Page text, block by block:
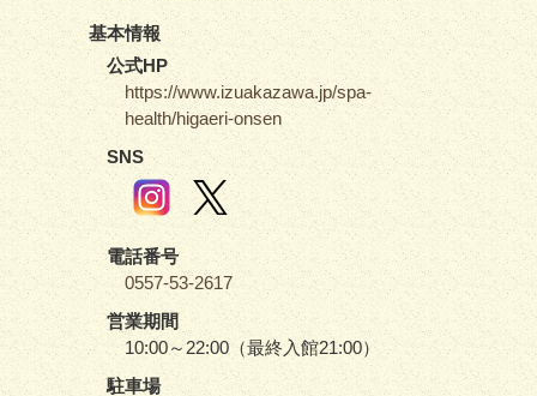
基本情報
公式HP
https://www.izuakazawa.jp/spa-
health/higaeri-onsen
SNS
電話番号
0557-53-2617
営業期間
10:00～22:00（最終入館21:00）
駐車場